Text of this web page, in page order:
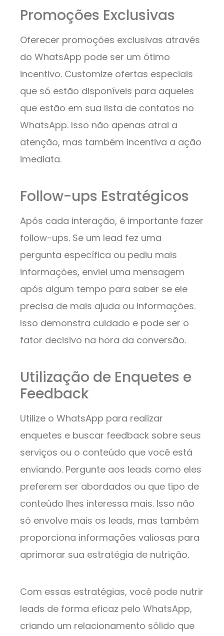
Promoções Exclusivas
Oferecer promoções exclusivas através
do WhatsApp pode ser um ótimo
incentivo. Customize ofertas especiais
que só estão disponíveis para aqueles
que estão em sua lista de contatos no
WhatsApp. Isso não apenas atrai a
atenção, mas também incentiva a ação
imediata.
Follow-ups Estratégicos
Após cada interação, é importante fazer
follow-ups. Se um lead fez uma
pergunta específica ou pediu mais
informações, enviei uma mensagem
após algum tempo para saber se ele
precisa de mais ajuda ou informações.
Isso demonstra cuidado e pode ser o
fator decisivo na hora da conversão.
Utilização de Enquetes e
Feedback
Utilize o WhatsApp para realizar
enquetes e buscar feedback sobre seus
serviços ou o conteúdo que você está
enviando. Pergunte aos leads como eles
preferem ser abordados ou que tipo de
conteúdo lhes interessa mais. Isso não
só envolve mais os leads, mas também
proporciona informações valiosas para
aprimorar sua estratégia de nutrição.
Com essas estratégias, você pode nutrir
leads de forma eficaz pelo WhatsApp,
criando um relacionamento sólido que